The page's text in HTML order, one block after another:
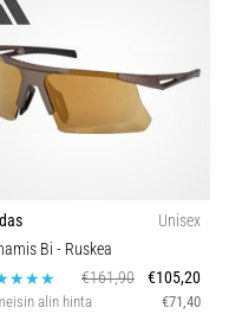
Unisex
Bi - Ruskea
€161,90
€105,20
alin hinta €71,40